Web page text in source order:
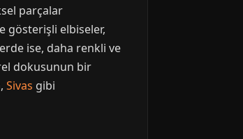
parçalar
gösterişli elbiseler,
ise, daha renkli ve
dokusunun bir
Sivas gibi